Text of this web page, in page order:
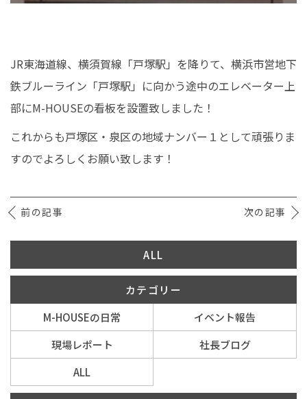
お問い合わせ
JR東海道線、横須賀線「戸塚駅」を降りて、横浜市営地下
鉄ブルーライン「戸塚駅」に向かう途中のエレベーター上
部にM-HOUSEの看板を設置致しました！
これからも戸塚区・泉区の地域ナンバー１として頑張りま
すのでよろしくお願い致します！
前の記事 次の記事
ALL
カテゴリー
M-HOUSEの日常
イベント報告
現場レポート
社長ブログ
ALL